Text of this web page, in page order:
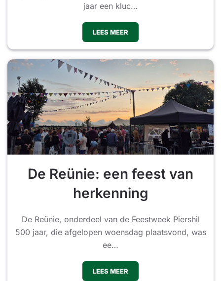
jaar een kluc…
LEES MEER
De Reünie: een feest van
herkenning
De Reünie, onderdeel van de Feestweek Piershil
500 jaar, die afgelopen woensdag plaatsvond, was
ee…
LEES MEER